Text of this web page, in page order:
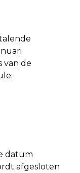
van de
datum
afgesloten